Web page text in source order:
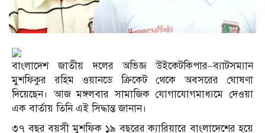
বাংলাদেশ জাতীয় দলের অভিজ্ঞ উইকেটকিপার–ব্যাটসম্যান
মুশফিকুর রহিম ওয়ানডে ক্রিকেট থেকে অবসরের ঘোষণা
দিয়েছেন। আজ মঙ্গলবার সামাজিক যোগাযোগমাধ্যমে দেওয়া
এক বার্তায় তিনি এই সিদ্ধান্ত জানান।
৩৭ বছর বয়সী মুশফিক ১৯ বছরের ক্যারিয়ারে বাংলাদেশের হয়ে